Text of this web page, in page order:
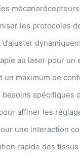
les protocoles
au laser pour un
maximum de
spécifiques
affiner les
une interaction
rapide des